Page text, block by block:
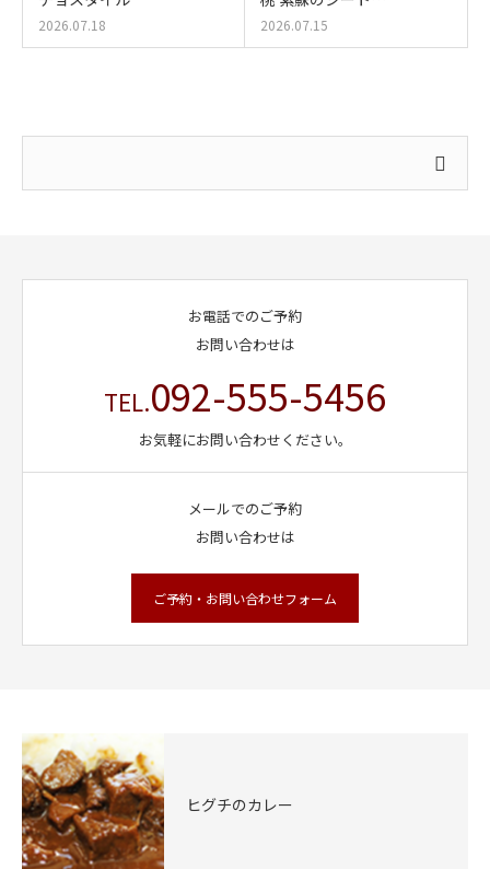
2026.07.18 2026.07.15
お電話でのご予約
お問い合わせは
TEL.092-555-5456
お気軽にお問い合わせください。
メールでのご予約
お問い合わせは
ご予約・お問い合わせフォーム
ヒグチのカレー